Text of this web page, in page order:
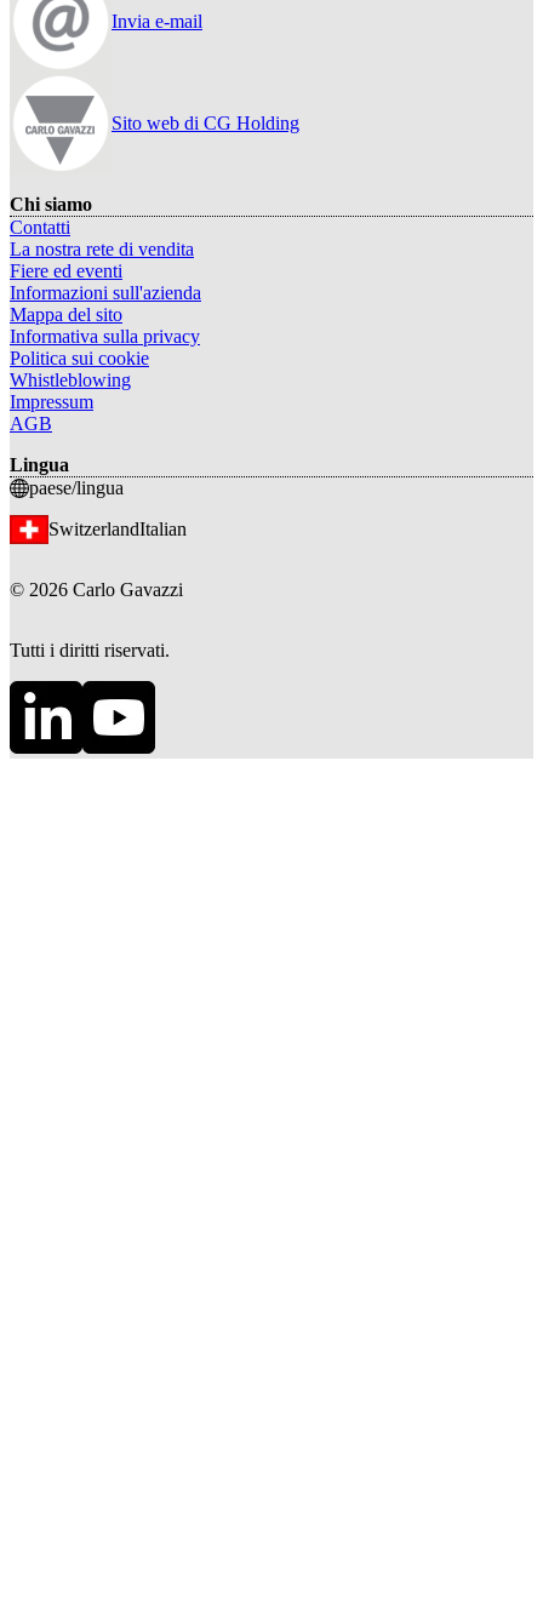
Invia e-mail
Sito web di CG Holding
Chi siamo
Contatti
La nostra rete di vendita
Fiere ed eventi
Informazioni sull'azienda
Mappa del sito
Informativa sulla privacy
Politica sui cookie
Whistleblowing
Impressum
AGB
Lingua
paese/lingua
SwitzerlandItalian
© 2026 Carlo Gavazzi
Tutti i diritti riservati.